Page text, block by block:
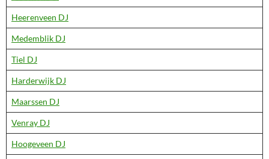
Heerenveen DJ
Medemblik DJ
Tiel DJ
Harderwijk DJ
Maarssen DJ
Venray DJ
Hoogeveen DJ